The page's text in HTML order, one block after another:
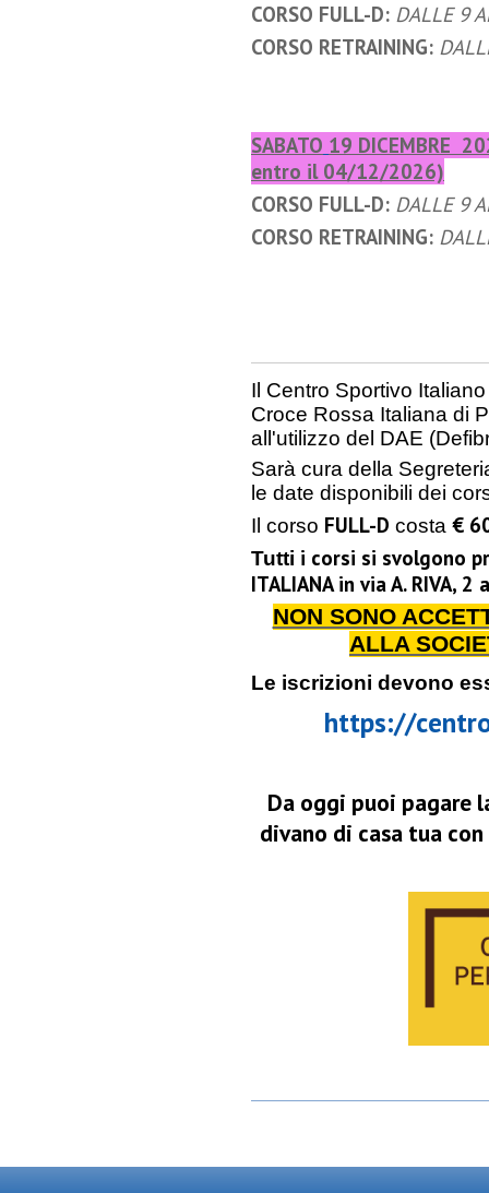
CORSO FULL-D: DALLE 9
CORSO RETRAINING:
SABATO 19 DICEMBRE
entro il 04/12/2026)
CORSO FULL-D: DALLE 9
CORSO RETRAINING:
Il Centro Sportivo
Croce Rossa Italiana di
all'utilizzo del DAE
Sarà cura della
le date disponibili dei
Il corso FULL-D costa €
Tutti i corsi si svolgono
ITALIANA in via A. RIVA, 2
NON SONO
ALLA
Le iscrizioni devono
https://
Da oggi puoi pagare
divano di casa tua